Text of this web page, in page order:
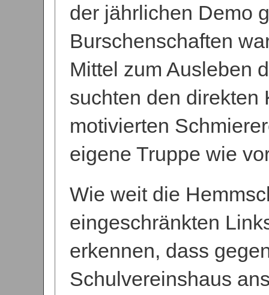
der jährlichen Demo
Burschenschaften
Mittel zum Ausleben
suchten den direkten
motivierten
eigene Truppe wie
Wie weit die
eingeschränkten
erkennen, dass
Schulvereinshaus